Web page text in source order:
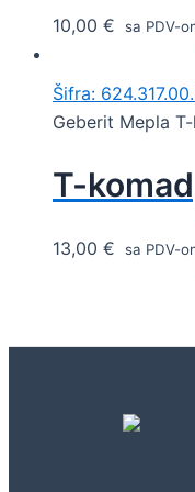
10,00 € sa PDV-
Šifra:
Geberit Mepla
T-
13,00 € sa PDV-